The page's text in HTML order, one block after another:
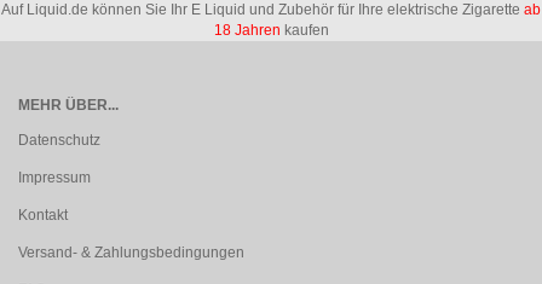
Auf Liquid.de können Sie Ihr E Liquid und Zubehör für Ihre elektrische Zigarette ab
18 Jahren kaufen
MEHR ÜBER...
Datenschutz
Impressum
Kontakt
Versand- & Zahlungsbedingungen